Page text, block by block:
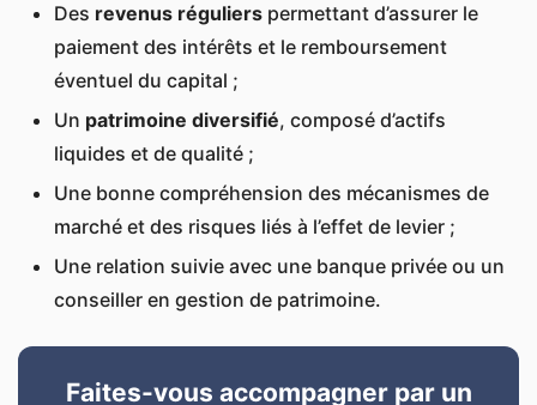
Des revenus réguliers permettant d’assurer le
paiement des intérêts et le remboursement
éventuel du capital ;
Un patrimoine diversifié, composé d’actifs
liquides et de qualité ;
Une bonne compréhension des mécanismes de
marché et des risques liés à l’effet de levier ;
Une relation suivie avec une banque privée ou un
conseiller en gestion de patrimoine.
Faites-vous accompagner par un